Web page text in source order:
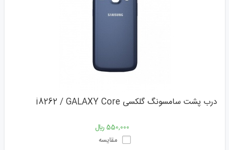
درب پشت سامسونگ گلکسی i8262 / GALAXY Core
550,000 ﷼
مقایسه